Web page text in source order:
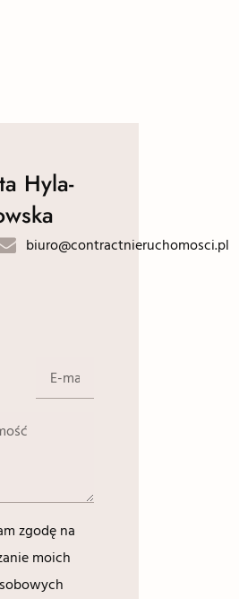
Hyla-
biuro@contractnieruchomosci.pl
zgodę na
moich